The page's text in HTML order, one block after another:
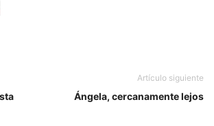
Artículo siguiente
Ángela, cercanamente lejos